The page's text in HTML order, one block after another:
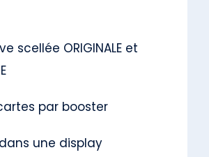
scellée ORIGINALE et
par booster
une display